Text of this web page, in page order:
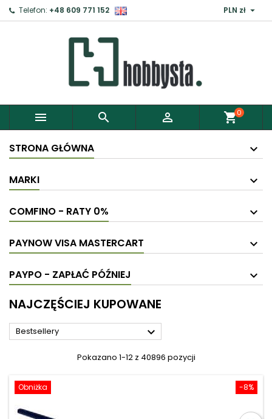
Telefon: +48 609 771 152 PLN zł 
   shopping_cart0
STRONA GŁÓWNA
MARKI
COMFINO - RATY 0%
PAYNOW VISA MASTERCART
PAYPO - ZAPŁAĆ PÓŹNIEJ
NAJCZĘŚCIEJ KUPOWANE
Bestsellery 
Pokazano 1-12 z 40896 pozycji
-8%
Obniżka
Zaloguj ×
Aby zapisać produkty do Schowka, musisz się
Anuluj Zaloguj